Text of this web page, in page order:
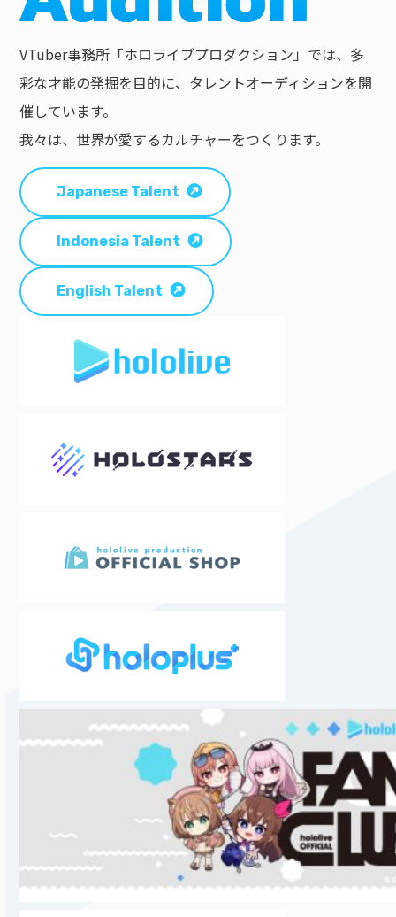
VTuber事務所「ホロライブプロダクション」では、多
彩な才能の発掘を目的に、タレントオーディションを開
催しています。
我々は、世界が愛するカルチャーをつくります。
Japanese Talent
Indonesia Talent
English Talent